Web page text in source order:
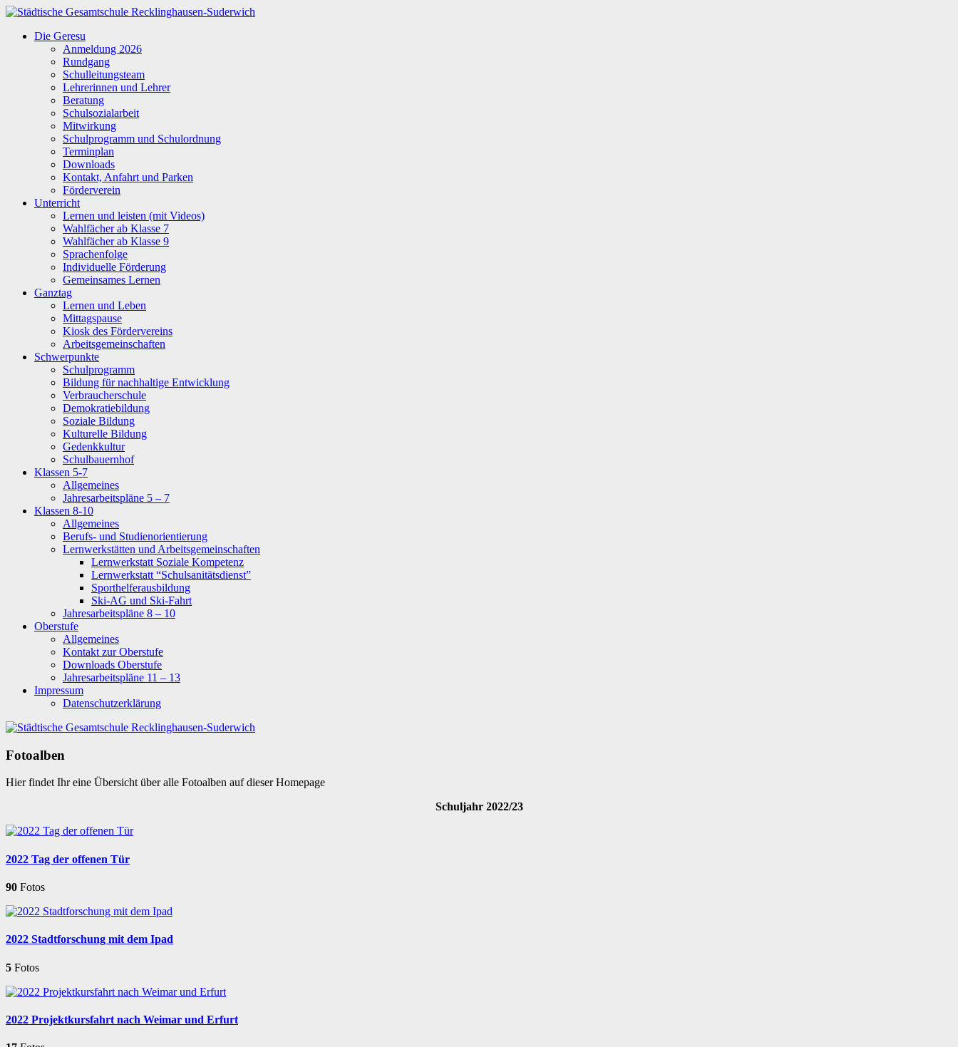
Zum
springen
Städtische
Gesamtschule
Recklinghausen-
Suderwich
Die Geresu
Anmeldung 2026
Rundgang
Schulleitungsteam
Lehrerinnen und Lehrer
Beratung
Schulsozialarbeit
Mitwirkung
Schulprogramm und Schulordnung
Terminplan
Downloads
Kontakt, Anfahrt und Parken
Förderverein
Unterricht
Lernen und leisten (mit Videos)
Wahlfächer ab Klasse 7
Wahlfächer ab Klasse 9
Sprachenfolge
Individuelle Förderung
Gemeinsames Lernen
Ganztag
Lernen und Leben
Mittagspause
Kiosk des Fördervereins
Arbeitsgemeinschaften
Schwerpunkte
Schulprogramm
Bildung für nachhaltige Entwicklung
Verbraucherschule
Demokratiebildung
Soziale Bildung
Kulturelle Bildung
Gedenkkultur
Schulbauernhof
Klassen 5-7
Allgemeines
Jahresarbeitspläne 5 – 7
Klassen 8-10
Allgemeines
Berufs- und Studienorientierung
Lernwerkstätten und Arbeitsgemeinschaften
Lernwerkstatt Soziale Kompetenz
Lernwerkstatt “Schulsanitätsdienst”
Sporthelferausbildung
Ski-AG und Ski-Fahrt
Jahresarbeitspläne 8 – 10
Oberstufe
Allgemeines
Kontakt zur Oberstufe
Downloads Oberstufe
Jahresarbeitspläne 11 – 13
Impressum
Datenschutzerklärung
Fotoalben
Hier findet Ihr eine Übersicht über alle Fotoalben auf dieser Homepage
Schuljahr 2022/23
2022 Tag der offenen Tür
90 Fotos
2022 Stadtforschung mit dem Ipad
5 Fotos
2022 Projektkursfahrt nach Weimar und Erfurt